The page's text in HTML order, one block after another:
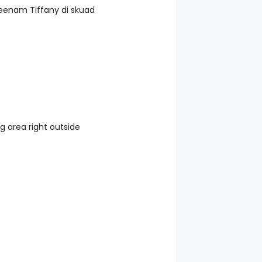
Tiffany di skuad
area right outside